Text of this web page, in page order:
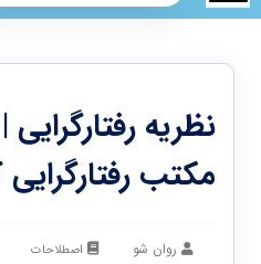
نظریه رفتارگرایی
مکتب
روان شو اصطلاحات